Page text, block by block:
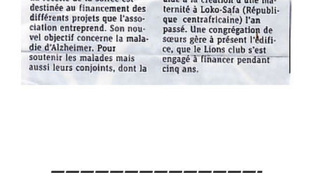
——————————————-